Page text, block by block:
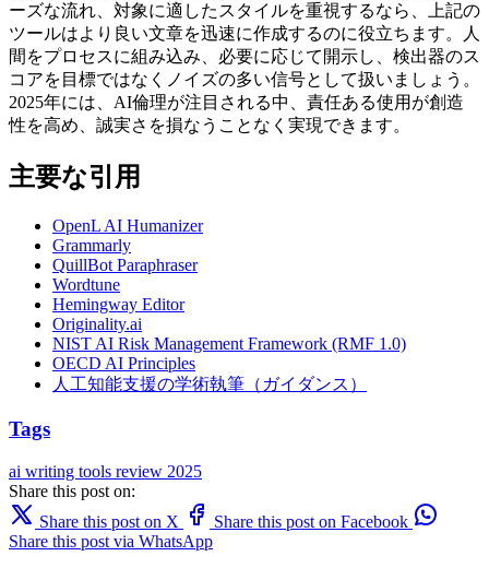
ーズな流れ、対象に適したスタイルを重視するなら、上記の
ツールはより良い文章を迅速に作成するのに役立ちます。人
間をプロセスに組み込み、必要に応じて開示し、検出器のス
コアを目標ではなくノイズの多い信号として扱いましょう。
2025年には、AI倫理が注目される中、責任ある使用が創造
性を高め、誠実さを損なうことなく実現できます。
主要な引用
OpenL AI Humanizer
Grammarly
QuillBot Paraphraser
Wordtune
Hemingway Editor
Originality.ai
NIST AI Risk Management Framework (RMF 1.0)
OECD AI Principles
人工知能支援の学術執筆（ガイダンス）
Tags
ai writing tools review 2025
Share this post on:
Share this post on X
Share this post on Facebook
Share this post via WhatsApp